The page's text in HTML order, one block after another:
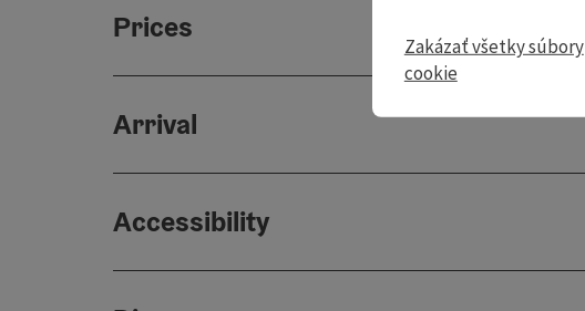
Prices
Arrival
Accessibility
Zakázať všetky súbory
cookie